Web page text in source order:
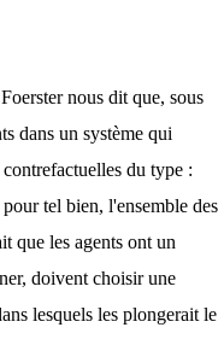
nous dit que, sous
dans un système qui
du type :
tel bien, l'ensemble des
que les agents ont un
doivent choisir une
lesquels les plongerait le